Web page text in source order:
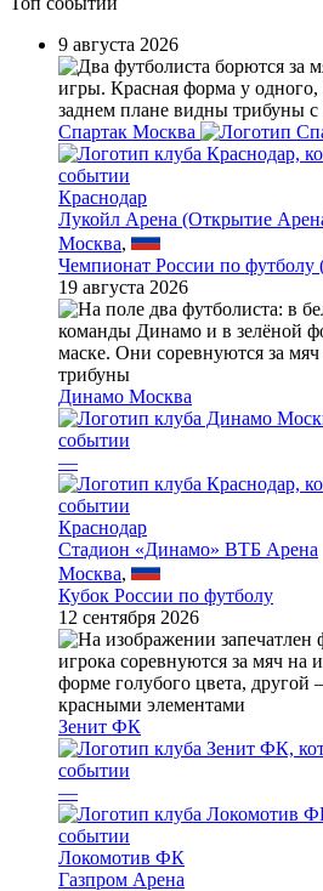
9 августа 2026
Спартак Москва
Краснодар
Лукойл Арена (Открытие
Москва,
Чемпионат России по
19 августа 2026
Динамо Москва
—
Краснодар
Стадион «Динамо» ВТБ Арена
Москва,
Кубок России по футболу
12 сентября 2026
Зенит ФК
—
Локомотив ФК
Газпром Арена